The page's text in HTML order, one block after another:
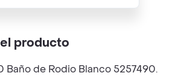
producto
Baño de Rodio Blanco 5257490.